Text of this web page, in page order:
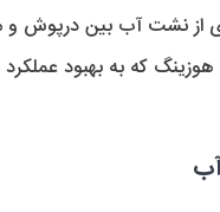
از نشت آب بین درپوش و
که به بهبود